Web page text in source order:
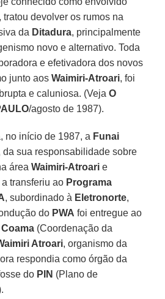
devolver os rumos na
da Ditadura, principalmente
novo e alternativo. Toda
e efetivadora dos novos
junto aosWaimiri-Atroari, foi
e caluniosa. (VejaO
/agosto de 1987).
no início de 1987, a Funai
da sua responsabilidade sobre
áreaWaimiri-Atroari e
transferiu ao Programa
, subordinado à Eletronorte,
do PWA foi entregue ao
Coama (Coordenação da
Atroari, organismo da
respondia como órgão da
do PIN (Plano de